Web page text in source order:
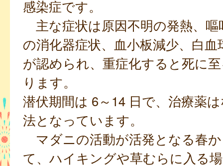
感染症です。
主な症状は原因不明の発熱、嘔
の消化器症状、血小板減少、白血
が認められ、重症化すると死に
ります。
潜伏期間は 6～14 日で、治療薬
法となっています。
マダニの活動が活発となる春
て、ハイキングや草むらに入る